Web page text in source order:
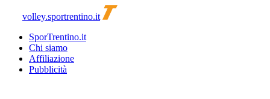
volley.sportrentino.it
SporTrentino.it
Chi siamo
Affiliazione
Pubblicità